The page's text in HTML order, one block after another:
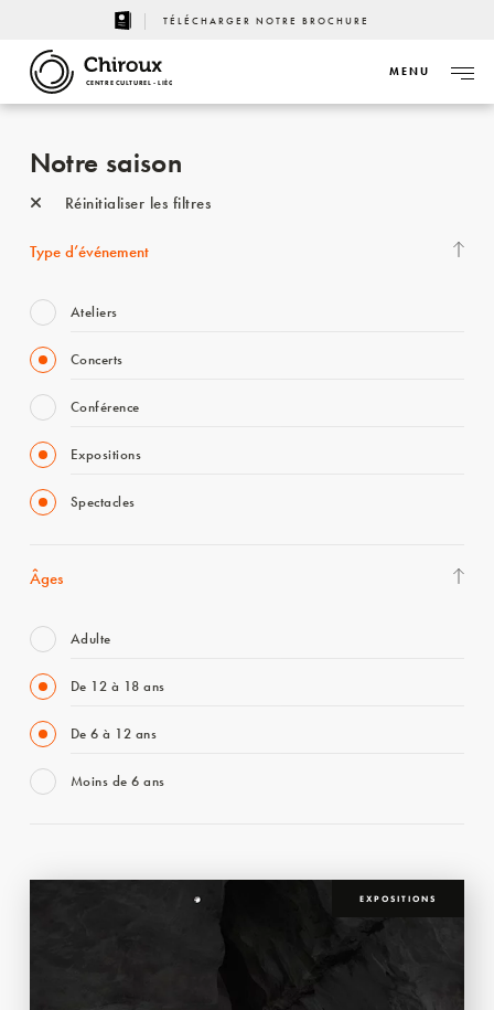
TÉLÉCHARGER NOTRE BROCHURE
CENTRE CULTUREL - LIÈGE
MENU
Notre saison
Réinitialiser les filtres
Type d’événement
Ateliers
Concerts
Conférence
Expositions
Spectacles
Âges
Adulte
De 12 à 18 ans
De 6 à 12 ans
Moins de 6 ans
EXPOSITIONS